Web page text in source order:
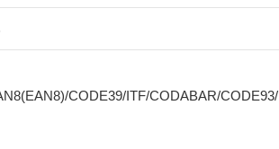
CODE39/ITF/CODABAR/CODE93/